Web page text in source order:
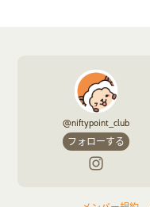
@niftypoint_club
フォローする